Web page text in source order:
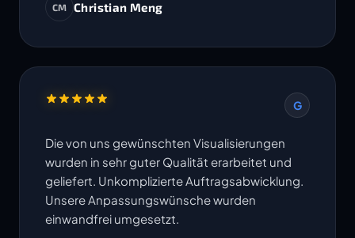
CM Christian Meng
G
Die von uns gewünschten Visualisierungen
wurden in sehr guter Qualität erarbeitet und
geliefert. Unkomplizierte Auftragsabwicklung.
Unsere Anpassungswünsche wurden
einwandfrei umgesetzt.